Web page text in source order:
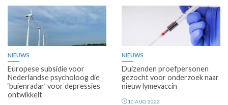
NIEUWS
Europese subsidie voor
Nederlandse psycholoog die
‘buienradar’ voor depressies
ontwikkelt
NIEUWS
Duizenden proefpersonen
gezocht voor onderzoek naar
nieuw lymevaccin
10 AUG 2022